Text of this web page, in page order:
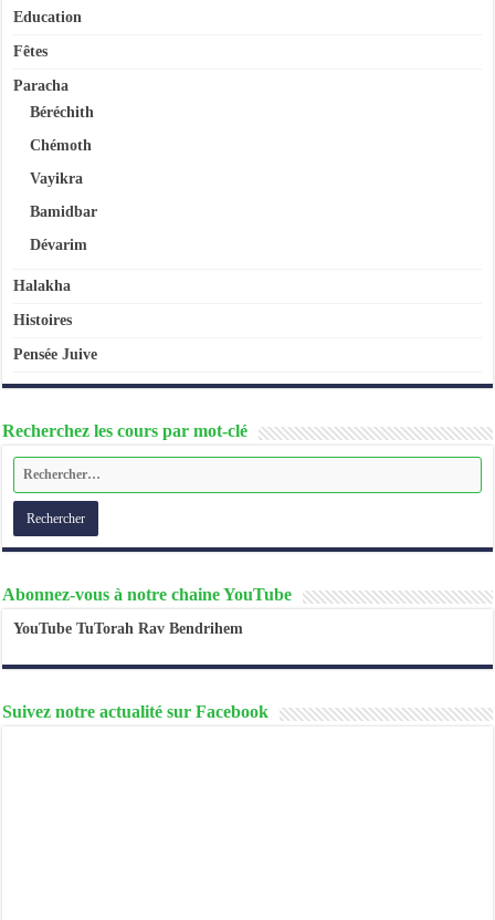
Education
Fêtes
Paracha
Béréchith
Chémoth
Vayikra
Bamidbar
Dévarim
Halakha
Histoires
Pensée Juive
Recherchez les cours par mot-clé
Abonnez-vous à notre chaine YouTube
YouTube TuTorah Rav Bendrihem
Suivez notre actualité sur Facebook